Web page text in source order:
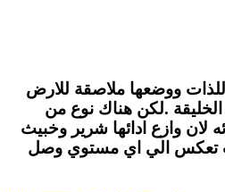
للذات ووضعها ملاصقة للارض
الخليقة .لكن هناك نوع من
لان وازع ادائها شرير وخبيث
تعكس الي اي مستوي وصل